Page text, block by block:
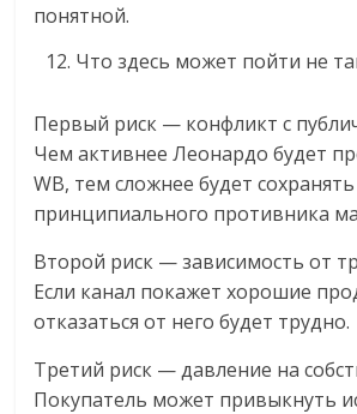
понятной.
Что здесь может пойти не
Первый риск — конфликт с
Чем активнее Леонардо будет
WB, тем сложнее будет
принципиального противника
Второй риск — зависимость от
Если канал покажет хорошие
отказаться от него будет трудно.
Третий риск — давление на
Покупатель может привыкнуть